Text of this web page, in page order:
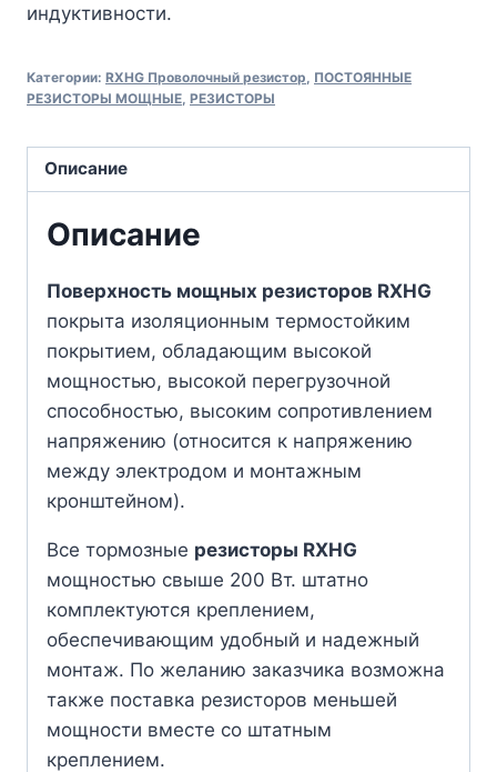
индуктивности.
Категории: RXHG Проволочный резистор ПОСТОЯННЫЕ
РЕЗИСТОРЫ МОЩНЫЕ РЕЗИСТОРЫ
Описание
Описание
Поверхность мощных резисторов RXHG
покрыта изоляционным термостойким
покрытием, обладающим высокой
мощностью, высокой перегрузочной
способностью, высоким сопротивлением
напряжению (относится к напряжению
между электродом и монтажным
кронштейном).
Все тормозные резисторы RXHG
мощностью свыше 200 Вт. штатно
комплектуются креплением,
обеспечивающим удобный и надежный
монтаж. По желанию заказчика возможна
также поставка резисторов меньшей
мощности вместе со штатным
креплением.